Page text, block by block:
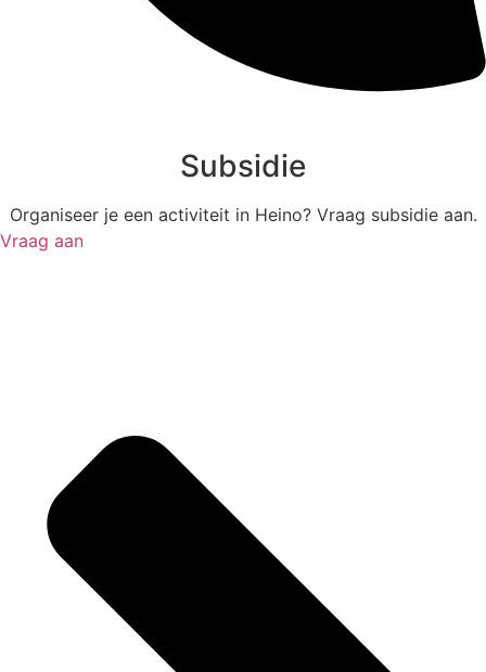
Subsidie
Organiseer je een activiteit in Heino? Vraag subsidie aan.
Vraag aan